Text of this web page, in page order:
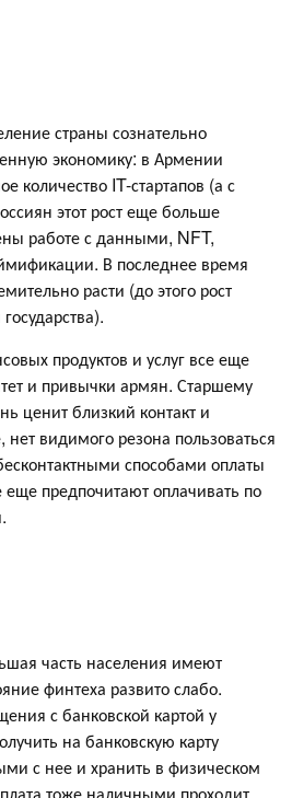
страны сознательно
экономику: в Армении
количество IT-стартапов (а с
этот рост еще больше
работе с данными, NFT,
В последнее время
расти (до этого рост
продуктов и услуг все еще
и привычки армян. Старшему
ценит близкий контакт и
видимого резона пользоваться
способами оплаты
предпочитают оплачивать по
часть населения имеют
финтеха развито слабо.
с банковской картой у
на банковскую карту
с нее и хранить в физическом
тоже наличными проходит.